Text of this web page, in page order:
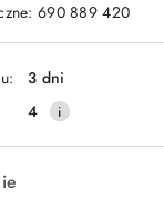
690 889 420
Wyślij
3 dni
4